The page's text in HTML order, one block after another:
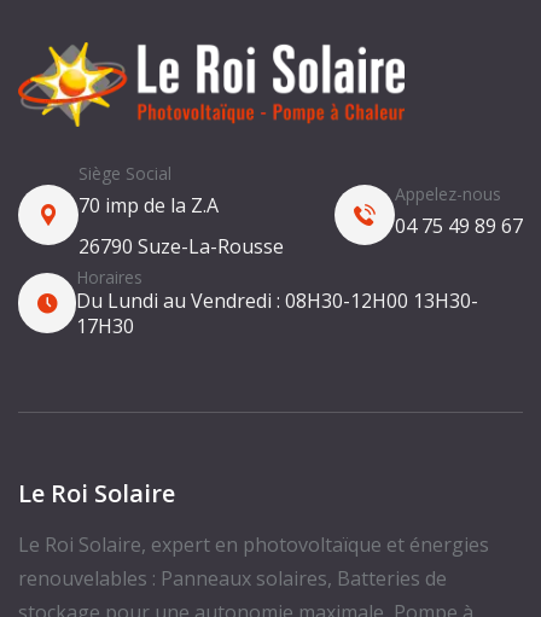
Siège Social
70 imp de la Z.A
26790 Suze-La-Rousse
Appelez-nous
04 75 49 89 67
Horaires
Du Lundi au Vendredi : 08H30-12H00 13H30-
17H30
Le Roi Solaire
Le Roi Solaire, expert en photovoltaïque et énergies
renouvelables : Panneaux solaires, Batteries de
stockage pour une autonomie maximale, Pompe à